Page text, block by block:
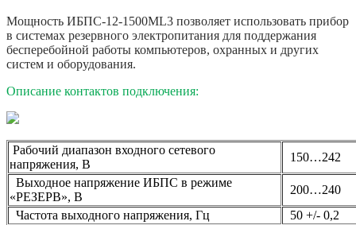
Мощность ИБПС-12-1500ML3 позволяет использовать прибор
в системах резервного электропитания для поддержания
бесперебойной работы компьютеров, охранных и других
систем и оборудования.
Описание контактов подключения:
Рабочий диапазон входного сетевого
напряжения, В
150…242
Выходное напряжение ИБПС в режиме
«РЕЗЕРВ», В
200…240
Частота выходного напряжения, Гц
50 +/- 0,2